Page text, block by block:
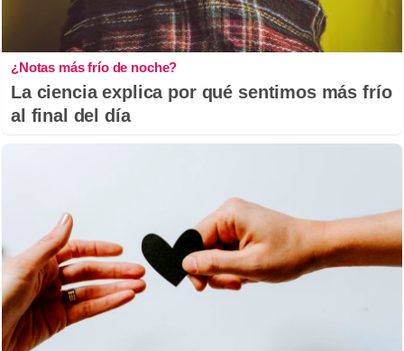
¿Notas más frío de noche?
La ciencia explica por qué sentimos más frío
al final del día